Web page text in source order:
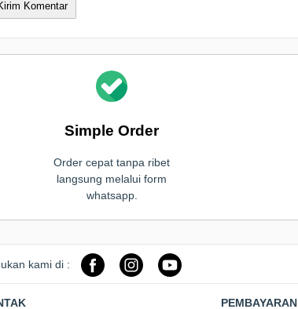
Simple Order
Order cepat tanpa ribet
langsung melalui form
whatsapp.
kami di :
PEMBAYARAN